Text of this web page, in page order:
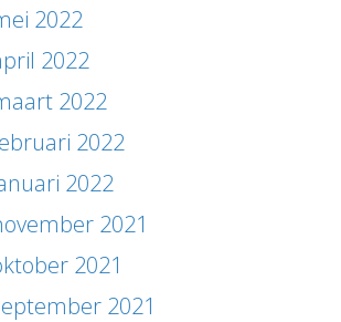
2022
2022
2022
2022
2022
2021
2021
2021